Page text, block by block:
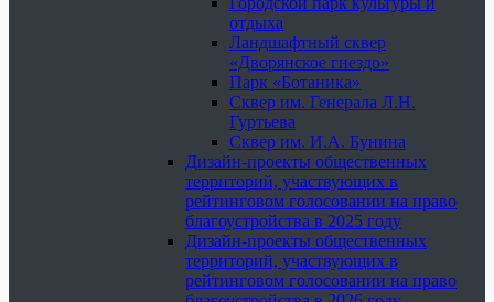
отдыха
Ландшафтный сквер
«Дворянское гнездо»
Парк «Ботаника»
Сквер им. Генерала Л.Н.
Гуртьева
Сквер им. И.А. Бунина
Дизайн-проекты общественных
территорий, участвующих в
рейтинговом голосовании на право
благоустройства в 2025 году
Дизайн-проекты общественных
территорий, участвующих в
рейтинговом голосовании на право